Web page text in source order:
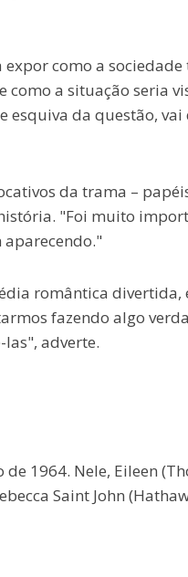
como a
como a situação seria
esquiva da questão,
da trama –
"Foi muito
aparecendo."
romântica divertida,
fazendo algo
adverte.
1964. Nele, Eileen
Saint John